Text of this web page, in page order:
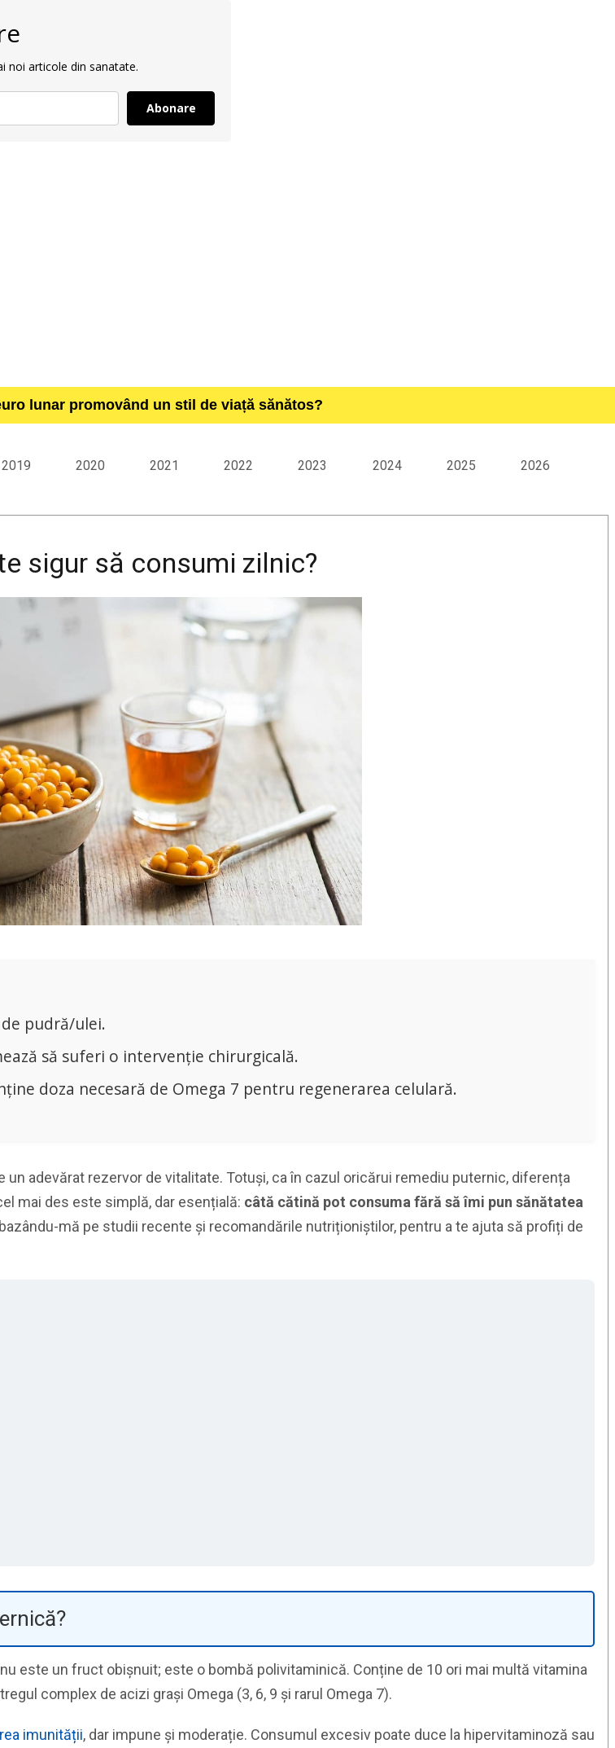
noi articole din sanatate.
Abonare
lunar promovând un stil de viață sănătos?
2019 2020 2021 2022 2023 2024 2025 2026
sigur să consumi zilnic?
pudră/ulei.
să suferi o intervenție chirurgicală.
doza necesară de Omega 7 pentru regenerarea celulară.
un adevărat rezervor de vitalitate. Totuși, ca în cazul oricărui remediu puternic, diferența
mai des este simplă, dar esențială: câtă cătină pot consuma fără să îmi pun sănătatea
mă pe studii recente și recomandările nutriționiștilor, pentru a te ajuta să profiți de
este un fruct obișnuit; este o bombă polivitaminică. Conține de 10 ori mai multă vitamina
complex de acizi grași Omega (3, 6, 9 și rarul Omega 7).
imunității, dar impune și moderație. Consumul excesiv poate duce la hipervitaminoză sau